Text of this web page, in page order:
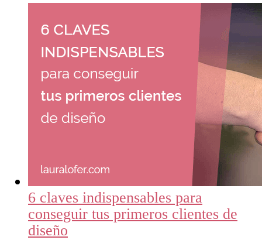
6 claves indispensables para
conseguir tus primeros clientes de
diseño